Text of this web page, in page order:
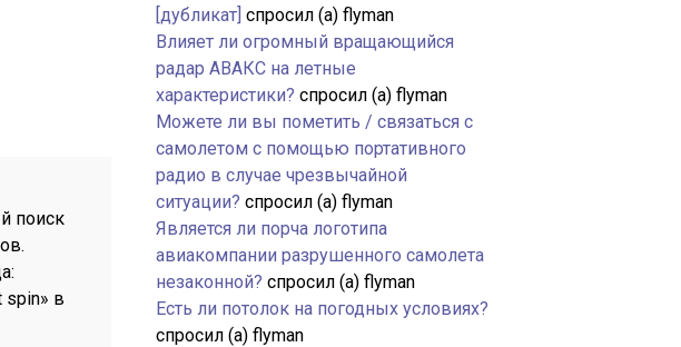
поиск
spin» в
[дубликат] спросил (а) flyman
Влияет ли огромный вращающийся
радар АВАКС на летные
характеристики? спросил (а) flyman
Можете ли вы пометить / связаться с
самолетом с помощью портативного
радио в случае чрезвычайной
ситуации? спросил (а) flyman
Является ли порча логотипа
авиакомпании разрушенного самолета
незаконной? спросил (а) flyman
Есть ли потолок на погодных условиях?
спросил (а) flyman